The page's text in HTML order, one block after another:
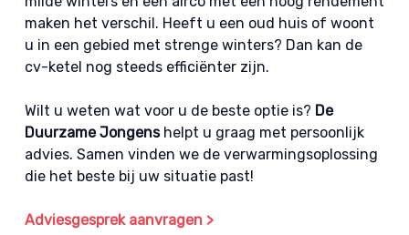
maken het verschil. Heeft u een oud huis of woont
u in een gebied met strenge winters? Dan kan de
cv-ketel nog steeds efficiënter zijn.
Wilt u weten wat voor u de beste optie is? De
Duurzame Jongenshelpt u graag met persoonlijk
advies. Samen vinden we de verwarmingsoplossing
die het beste bij uw situatie past!
Adviesgesprek aanvragen >